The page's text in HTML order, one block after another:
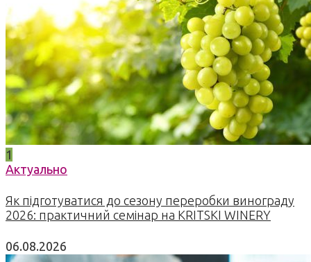
1
Актуально
Як підготуватися до сезону переробки винограду
2026: практичний семінар на KRITSKI WINERY
06.08.2026